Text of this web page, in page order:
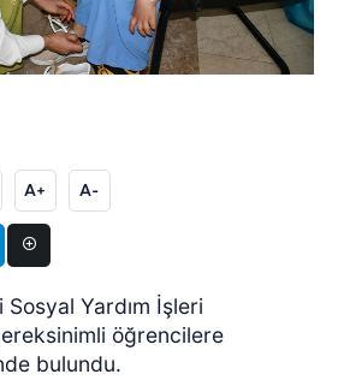
A+ A-
Yardım İşleri
öğrencilere
bulundu.